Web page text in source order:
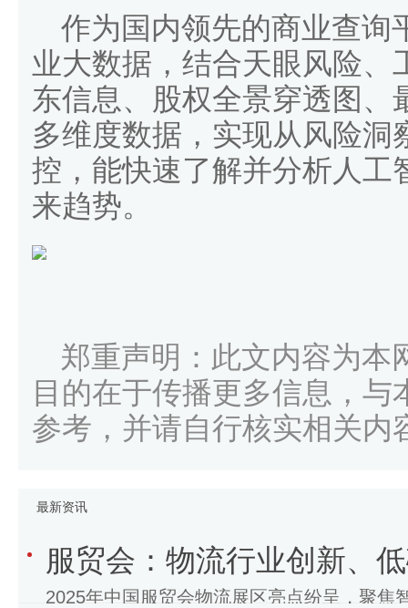
作为国内领先的商业查询
业大数据，结合天眼风险、
东信息、股权全景穿透图、
多维度数据，实现从风险洞
控，能快速了解并分析人工
来趋势。
郑重声明：此文内容为本
目的在于传播更多信息，
参考，并请自行核实相关内
最新资讯
服贸会：物流行业创新、
2025年中国服贸会物流展区亮点纷呈，聚焦